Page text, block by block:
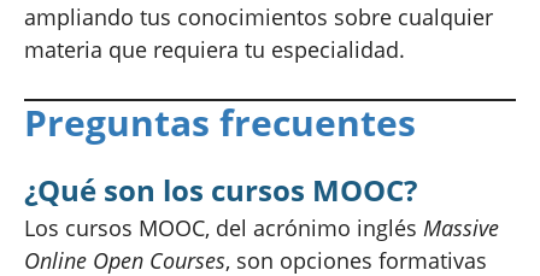
ampliando tus conocimientos sobre cualquier
materia que requiera tu especialidad.
Preguntas frecuentes
¿Qué son los cursos MOOC?
Los cursos MOOC, del acrónimo inglés Massive
Online Open Courses, son opciones formativas